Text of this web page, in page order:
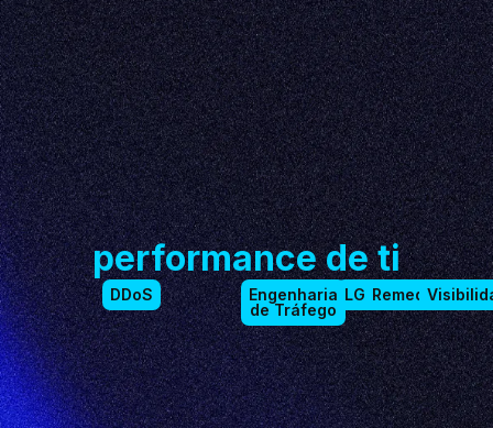
performance de ti
DDoS
Engenharia
de Tráfego
LGPDRemediation